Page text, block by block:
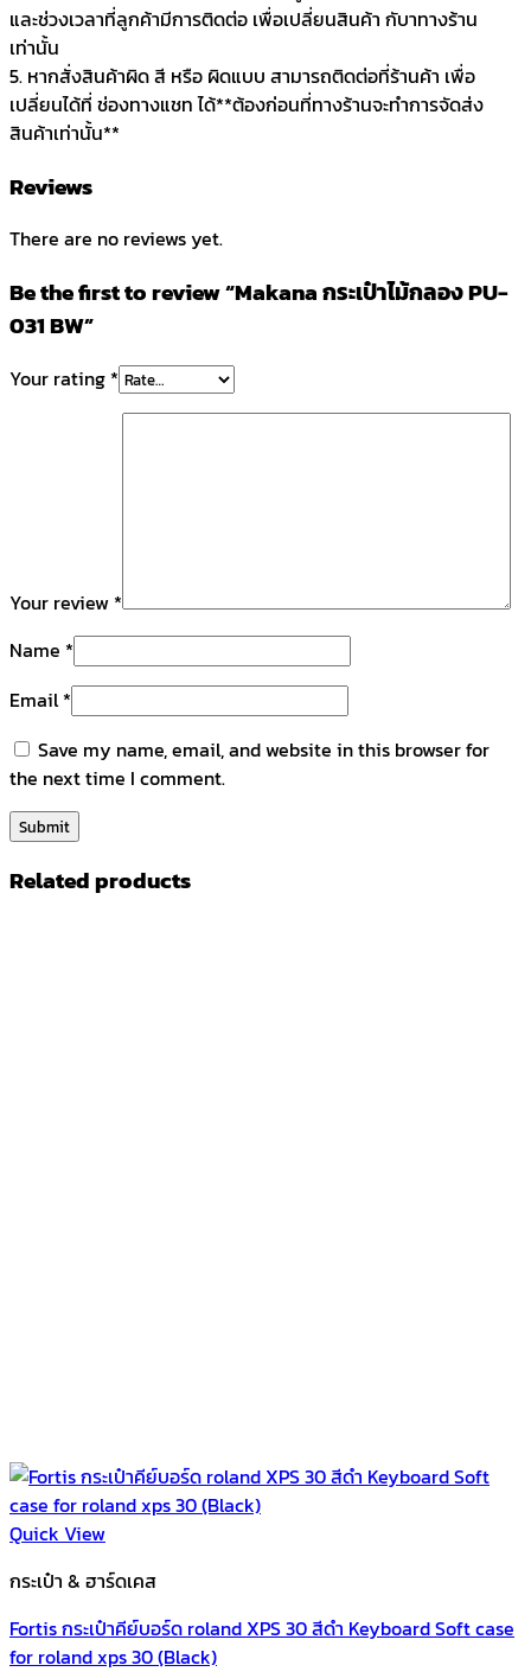
และช่วงเวลาที่ลูกค้ามีการติดต่อ เพื่อเปลี่ยนสินค้า กับาทางร้าน
เท่านั้น
5. หากสั่งสินค้าผิด สี หรือ ผิดแบบ สามารถติดต่อที่ร้านค้า เพื่อ
เปลี่ยนได้ที่ ช่องทางแชท ได้**ต้องก่อนที่ทางร้านจะทำการจัดส่ง
สินค้าเท่านั้น**
Reviews
There are no reviews yet.
Be the first to review “Makana กระเป๋าไม้กลอง PU-
031 BW”
Your rating *
Your review *
Name *
Email*
Save my name, email, and website in this browser for
the next time I comment.
Related products
Quick View
กระเป๋า & ฮาร์ดเคส
Fortis กระเป๋าคีย์บอร์ด roland XPS 30 สีดำ Keyboard Soft case
for roland xps 30 (ฺBlack)